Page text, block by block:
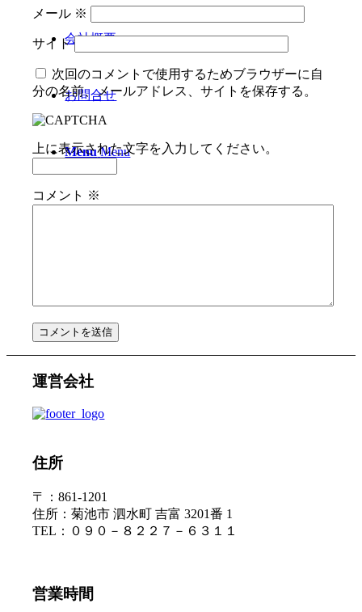
会社概要
お問合せ
Menu Menu
メール ※
サイト
次回のコメントで使用するためブラウザーに自
分の名前、メールアドレス、サイトを保存する。
上に表示された文字を入力してください。
コメント ※
運営会社
住所
〒：861-1201
住所：菊池市 泗水町 吉富 3201番 1
TEL：０９０－８２２７－６３１１
営業時間